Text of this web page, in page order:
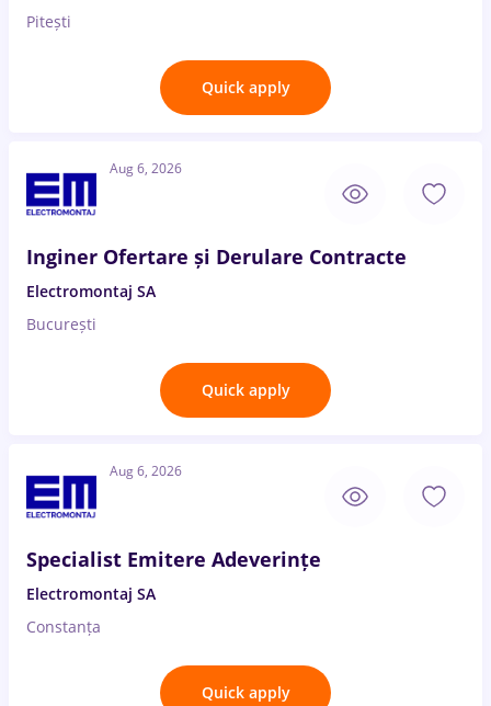
Pitești
Quick apply
Aug 6, 2026
Inginer Ofertare și Derulare Contracte
Electromontaj SA
București
Quick apply
Aug 6, 2026
Specialist Emitere Adeverințe
Electromontaj SA
Constanța
Quick apply